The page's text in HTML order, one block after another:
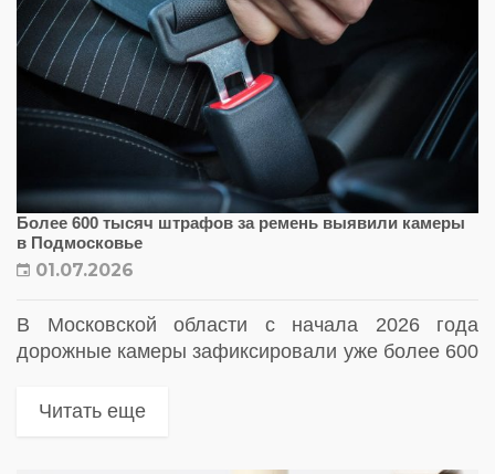
Более 600 тысяч штрафов за ремень выявили камеры
в Подмосковье
01.07.2026
В Московской области с начала 2026 года
дорожные камеры зафиксировали уже более 600
безопасности. Это на 23% больше, чем годом
Читать еще